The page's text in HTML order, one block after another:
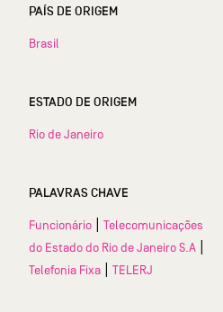
PAÍS DE ORIGEM
Brasil
ESTADO DE ORIGEM
Rio de Janeiro
PALAVRAS CHAVE
Funcionário
Telecomunicações
do Estado do Rio de Janeiro S.A
Telefonia Fixa TELERJ